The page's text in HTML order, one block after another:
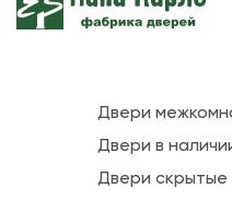
Двери
Двери в
Двери скрытые